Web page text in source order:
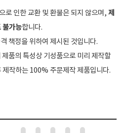
로 인한 교환 및 환불은 되지 않으며, 제
불가능합니다.
책정을 위하여 제시된 것입니다.
품의 특성상 기성품으로 미리 제작할
제작하는 100% 주문제작 제품입니다.